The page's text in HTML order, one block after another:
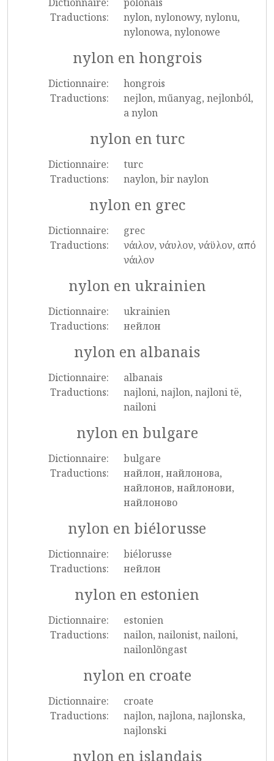
Traductions:
nylon, nylonowy, nylonu,
nylonowa, nylonowe
nylon en hongrois
Dictionnaire:
hongrois
Traductions:
nejlon, műanyag, nejlonból,
a nylon
nylon en turc
Dictionnaire:
turc
Traductions:
naylon, bir naylon
nylon en grec
Dictionnaire:
grec
Traductions:
νάιλον, νάυλον, νάϋλον, από
νάιλον
nylon en ukrainien
Dictionnaire:
ukrainien
Traductions:
нейлон
nylon en albanais
Dictionnaire:
albanais
Traductions:
najloni, najlon, najloni të,
nailoni
nylon en bulgare
Dictionnaire:
bulgare
Traductions:
найлон, найлонова,
найлонов, найлонови,
найлоново
nylon en biélorusse
Dictionnaire:
biélorusse
Traductions:
нейлон
nylon en estonien
Dictionnaire:
estonien
Traductions:
nailon, nailonist, nailoni,
nailonlõngast
nylon en croate
Dictionnaire:
croate
Traductions:
najlon, najlona, najlonska,
najlonski
nylon en islandais